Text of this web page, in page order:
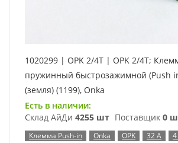
1020299 | OPK 2/4T | OPK 2/4T;
пружинный быстрозажимной (Push
(земля) (1199), Onka
Есть в наличии:
Склад АйДи 4255 шт Поставщик 0
Клемма Push-in Onka OPK 32 А